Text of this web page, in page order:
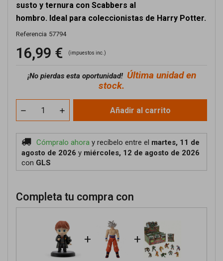
susto y ternura con Scabbers al
hombro. Ideal para coleccionistas de Harry Potter.
Referencia 57794
16,99 € (impuestos inc.)
¡No pierdas esta oportunidad! Última unidad en
stock.
Añadir al carrito
Cómpralo ahora y recíbelo entre el martes, 11 de
agosto de 2026 y miércoles, 12 de agosto de 2026
con GLS
Completa tu compra con
+ +